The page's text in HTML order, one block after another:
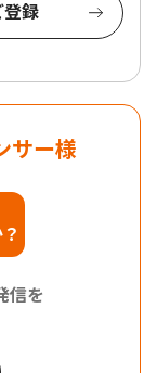
登録
サー様
信を